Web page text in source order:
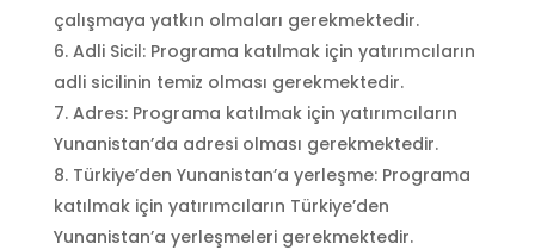
çalışmaya yatkın olmaları gerekmektedir.
Adli Sicil: Programa katılmak için yatırımcıların
adli sicilinin temiz olması gerekmektedir.
Adres: Programa katılmak için yatırımcıların
Yunanistan’da adresi olması gerekmektedir.
Türkiye’den Yunanistan’a yerleşme: Programa
katılmak için yatırımcıların Türkiye’den
Yunanistan’a yerleşmeleri gerekmektedir.